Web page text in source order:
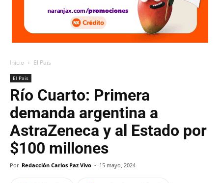
Inicio El Pais
El Pais
Río Cuarto: Primera
demanda argentina a
AstraZeneca y al Estado por
$100 millones
Por Redacción Carlos Paz Vivo - 15 mayo, 2024